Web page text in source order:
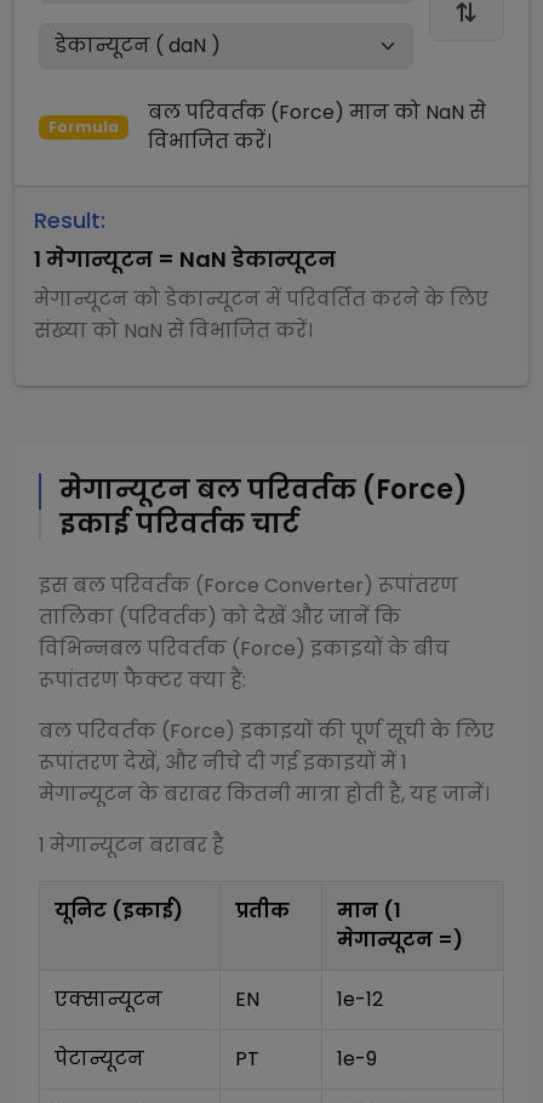
Formula
बल परिवर्तक (Force) मान को NaN से
विभाजितकरें।
Result:
1 मेगान्यूटन = NaN डेकान्यूटन
मेगान्यूटनकोडेकान्यूटनमें परिवर्तित करने के लिए
संख्या को NaN सेविभाजितकरें।
मेगान्यूटनबल परिवर्तक (Force)
इकाई परिवर्तक चार्ट
इसबल परिवर्तक (Force Converter) रूपांतरण
तालिका (परिवर्तक) को देखें और जानें कि
विभिन्नबल परिवर्तक (Force) इकाइयों के बीच
रूपांतरण फैक्टर क्या हैं:
बल परिवर्तक (Force) इकाइयों की पूर्ण सूची के लिए
रूपांतरण देखें, और नीचे दी गई इकाइयों में 1
मेगान्यूटनके बराबर कितनी मात्रा होती है, यह जानें।
1 मेगान्यूटनबराबर है
यूनिट (इकाई) प्रतीक
मान (1
मेगान्यूटन =)
एक्सान्यूटन EN 1e-12
पेटान्यूटन PT 1e-9